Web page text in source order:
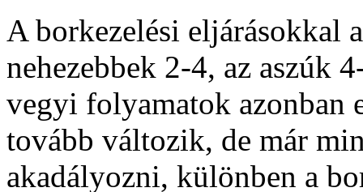
A borkezelési eljárásokkal
nehezebbek 2-4, az aszúk
vegyi folyamatok azonban
tovább változik, de már
akadályozni, különben a